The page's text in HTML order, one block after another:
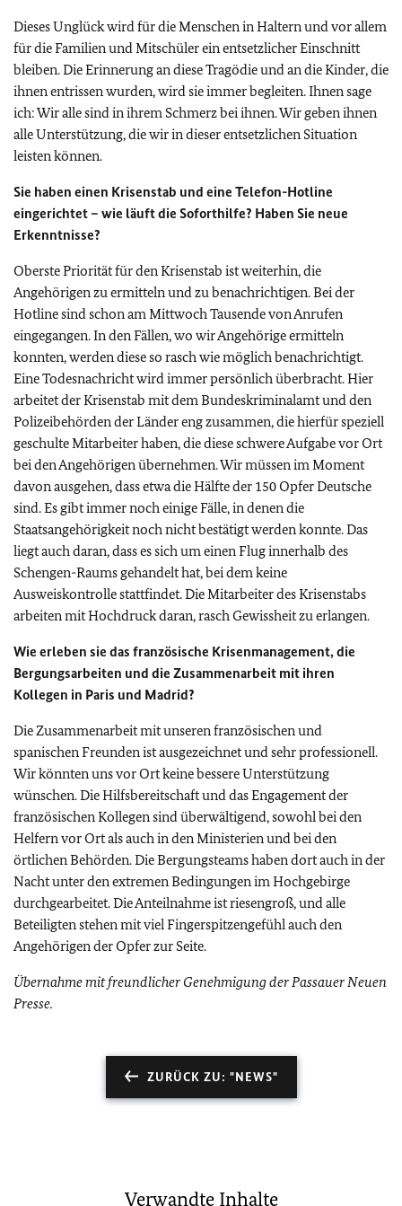
Dieses Unglück wird für die Menschen in Haltern und vor allem
für die Familien und Mitschüler ein entsetzlicher Einschnitt
bleiben. Die Erinnerung an diese Tragödie und an die Kinder, die
ihnen entrissen wurden, wird sie immer begleiten. Ihnen sage
ich: Wir alle sind in ihrem Schmerz bei ihnen. Wir geben ihnen
alle Unterstützung, die wir in dieser entsetzlichen Situation
leisten können.
Sie haben einen Krisenstab und eine Telefon-Hotline
eingerichtet – wie läuft die Soforthilfe? Haben Sie neue
Erkenntnisse?
Oberste Priorität für den Krisenstab ist weiterhin, die
Angehörigen zu ermitteln und zu benachrichtigen. Bei der
Hotline sind schon am Mittwoch Tausende von Anrufen
eingegangen. In den Fällen, wo wir Angehörige ermitteln
konnten, werden diese so rasch wie möglich benachrichtigt.
Eine Todesnachricht wird immer persönlich überbracht. Hier
arbeitet der Krisenstab mit dem Bundeskriminalamt und den
Polizeibehörden der Länder eng zusammen, die hierfür speziell
geschulte Mitarbeiter haben, die diese schwere Aufgabe vor Ort
bei den Angehörigen übernehmen. Wir müssen im Moment
davon ausgehen, dass etwa die Hälfte der 150 Opfer Deutsche
sind. Es gibt immer noch einige Fälle, in denen die
Staatsangehörigkeit noch nicht bestätigt werden konnte. Das
liegt auch daran, dass es sich um einen Flug innerhalb des
Schengen-Raums gehandelt hat, bei dem keine
Ausweiskontrolle stattfindet. Die Mitarbeiter des Krisenstabs
arbeiten mit Hochdruck daran, rasch Gewissheit zu erlangen.
Wie erleben sie das französische Krisenmanagement, die
Bergungsarbeiten und die Zusammenarbeit mit ihren
Kollegen in Paris und Madrid?
Die Zusammenarbeit mit unseren französischen und
spanischen Freunden ist ausgezeichnet und sehr professionell.
Wir könnten uns vor Ort keine bessere Unterstützung
wünschen. Die Hilfsbereitschaft und das Engagement der
französischen Kollegen sind überwältigend, sowohl bei den
Helfern vor Ort als auch in den Ministerien und bei den
örtlichen Behörden. Die Bergungsteams haben dort auch in der
Nacht unter den extremen Bedingungen im Hochgebirge
durchgearbeitet. Die Anteilnahme ist riesengroß, und alle
Beteiligten stehen mit viel Fingerspitzengefühl auch den
Angehörigen der Opfer zur Seite.
Übernahme mit freundlicher Genehmigung der Passauer Neuen
Presse.
ZURÜCK ZU: "NEWS"
Verwandte Inhalte